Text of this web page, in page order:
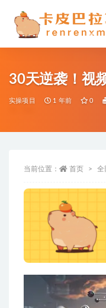
30天逆袭！视
实操项目 1 年前 0
当前位置： 首页 全